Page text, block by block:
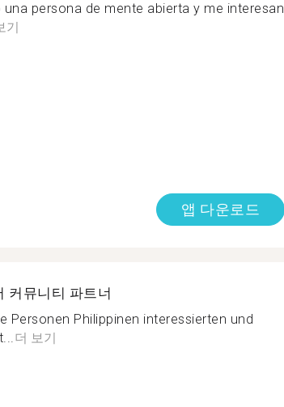
persona de mente abierta y me interesan
기
앱 다운로드
커뮤니티 파트너
Personen Philippinen interessierten und
더 보기